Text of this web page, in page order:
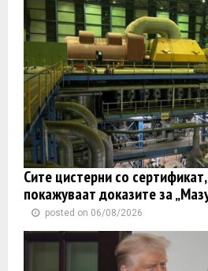
Сите цистерни со
покажуваат доказите за
posted on 06/08/2026